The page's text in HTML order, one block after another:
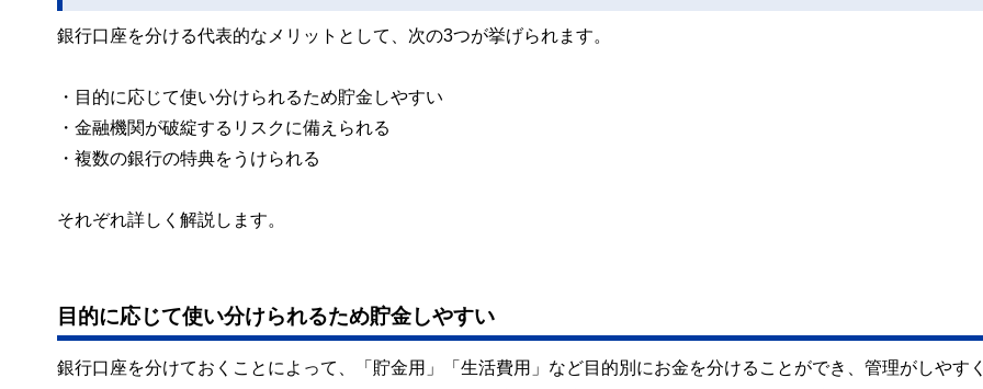
銀行口座を分ける代表的なメリットとして、次の3つが挙げられます。
・目的に応じて使い分けられるため貯金しやすい
・金融機関が破綻するリスクに備えられる
・複数の銀行の特典をうけられる
それぞれ詳しく解説します。
目的に応じて使い分けられるため貯金しやすい
銀行口座を分けておくことによって、「貯金用」「生活費用」など目的別にお金を分けることができ、管理がしやす